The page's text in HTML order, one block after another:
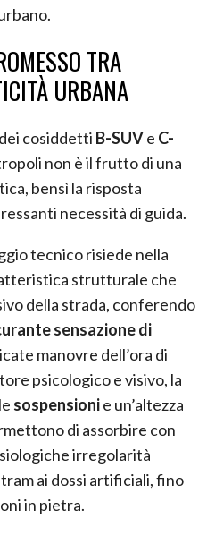
TRA
URBANA
cosiddetti B-SUVe C-
non è il frutto di una
bensì la risposta
necessità di guida.
tecnico risiede nella
strutturale che
della strada, conferendo
sensazione di
manovre dell’ora di
psicologico e visivo, la
sospensionie un’altezza
di assorbire con
irregolarità
ai dossi artificiali, fino
in pietra.